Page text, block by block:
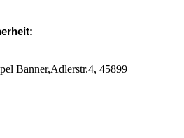
Banner,Adlerstr.4, 45899